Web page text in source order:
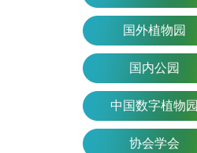
国外植物园
国内公园
中国数字植物园
协会学会